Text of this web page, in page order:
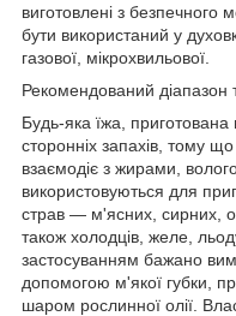
виготовлені з безпечного
бути використаний у
газової, мікрохвильової.
Рекомендований діапазон
Будь-яка їжа, приготована
сторонніх запахів, тому
взаємодіє з жирами,
використовуються для
страв — м'ясних, сирних,
також холодців, желе,
застосуванням бажано
допомогою м'якої губки,
шаром рослинної олії.